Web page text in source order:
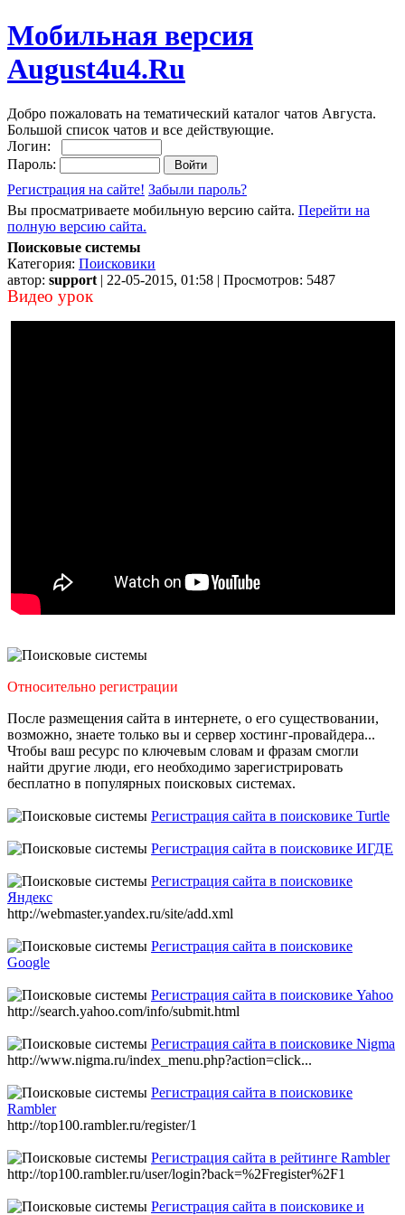
Мобильная версия
August4u4.Ru
Добро пожаловать на тематический каталог чатов Августа.
Большой список чатов и все действующие.
Логин:
Пароль:
Регистрация на сайте! Забыли пароль?
Вы просматриваете мобильную версию сайта. Перейти на
полную версию сайта.
Поисковые системы
Категория: Поисковики
автор: support | 22-05-2015, 01:58 | Просмотров: 5487
Видео урок
Относительно регистрации
После размещения сайта в интернете, о его существовании,
возможно, знаете только вы и сервер хостинг-провайдера...
Чтобы ваш ресурс по ключевым словам и фразам смогли
найти другие люди, его необходимо зарегистрировать
бесплатно в популярных поисковых системах.
Регистрация сайта в поисковике Turtle
Регистрация сайта в поисковике ИГДЕ
Регистрация сайта в поисковике
Яндекс
http://webmaster.yandex.ru/site/add.xml
Регистрация сайта в поисковике
Google
Регистрация сайта в поисковике Yahoo
http://search.yahoo.com/info/submit.html
Регистрация сайта в поисковике Nigma
http://www.nigma.ru/index_menu.php?action=click...
Регистрация сайта в поисковике
Rambler
http://top100.rambler.ru/register/1
Регистрация сайта в рейтинге Rambler
http://top100.rambler.ru/user/login?back=%2Fregister%2F1
Регистрация сайта в поисковике и